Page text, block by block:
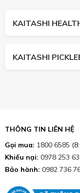
KAITASHI
KAITASHI
THÔNG TIN LIÊN HỆ
Gọi mua: 1800 6585
Khiếu nại: 0978 253
Bảo hành: 0982 736